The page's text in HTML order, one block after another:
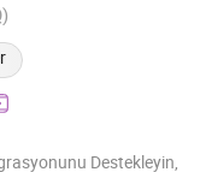
Destekleyin,